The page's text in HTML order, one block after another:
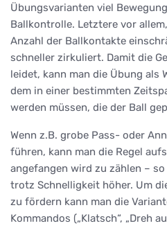
Übungsvarianten viel
Ballkontrolle. Letztere vor
Anzahl der Ballkontakte
schneller zirkuliert. Damit die
leidet, kann man die Übung als
dem in einer bestimmten
werden müssen, die der Ball
Wenn z.B. grobe Pass- oder
führen, kann man die Regel
angefangen wird zu zählen –
trotz Schnelligkeit höher. Um
zu fördern kann man die
Kommandos („Klatsch“, „Dreh